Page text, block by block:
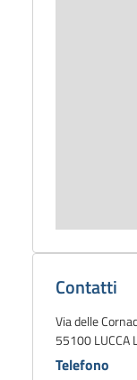
Dettagli
biblioteca
Contatti
Via delle
55100 LUCCA
Telefono